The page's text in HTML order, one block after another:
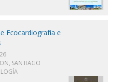
Ecocardiografía e
SANTIAGO